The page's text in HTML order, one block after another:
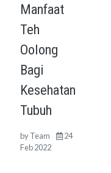
Manfaat
Teh
Oolong
Bagi
Kesehatan
Tubuh
byTeam
24
Feb 2022